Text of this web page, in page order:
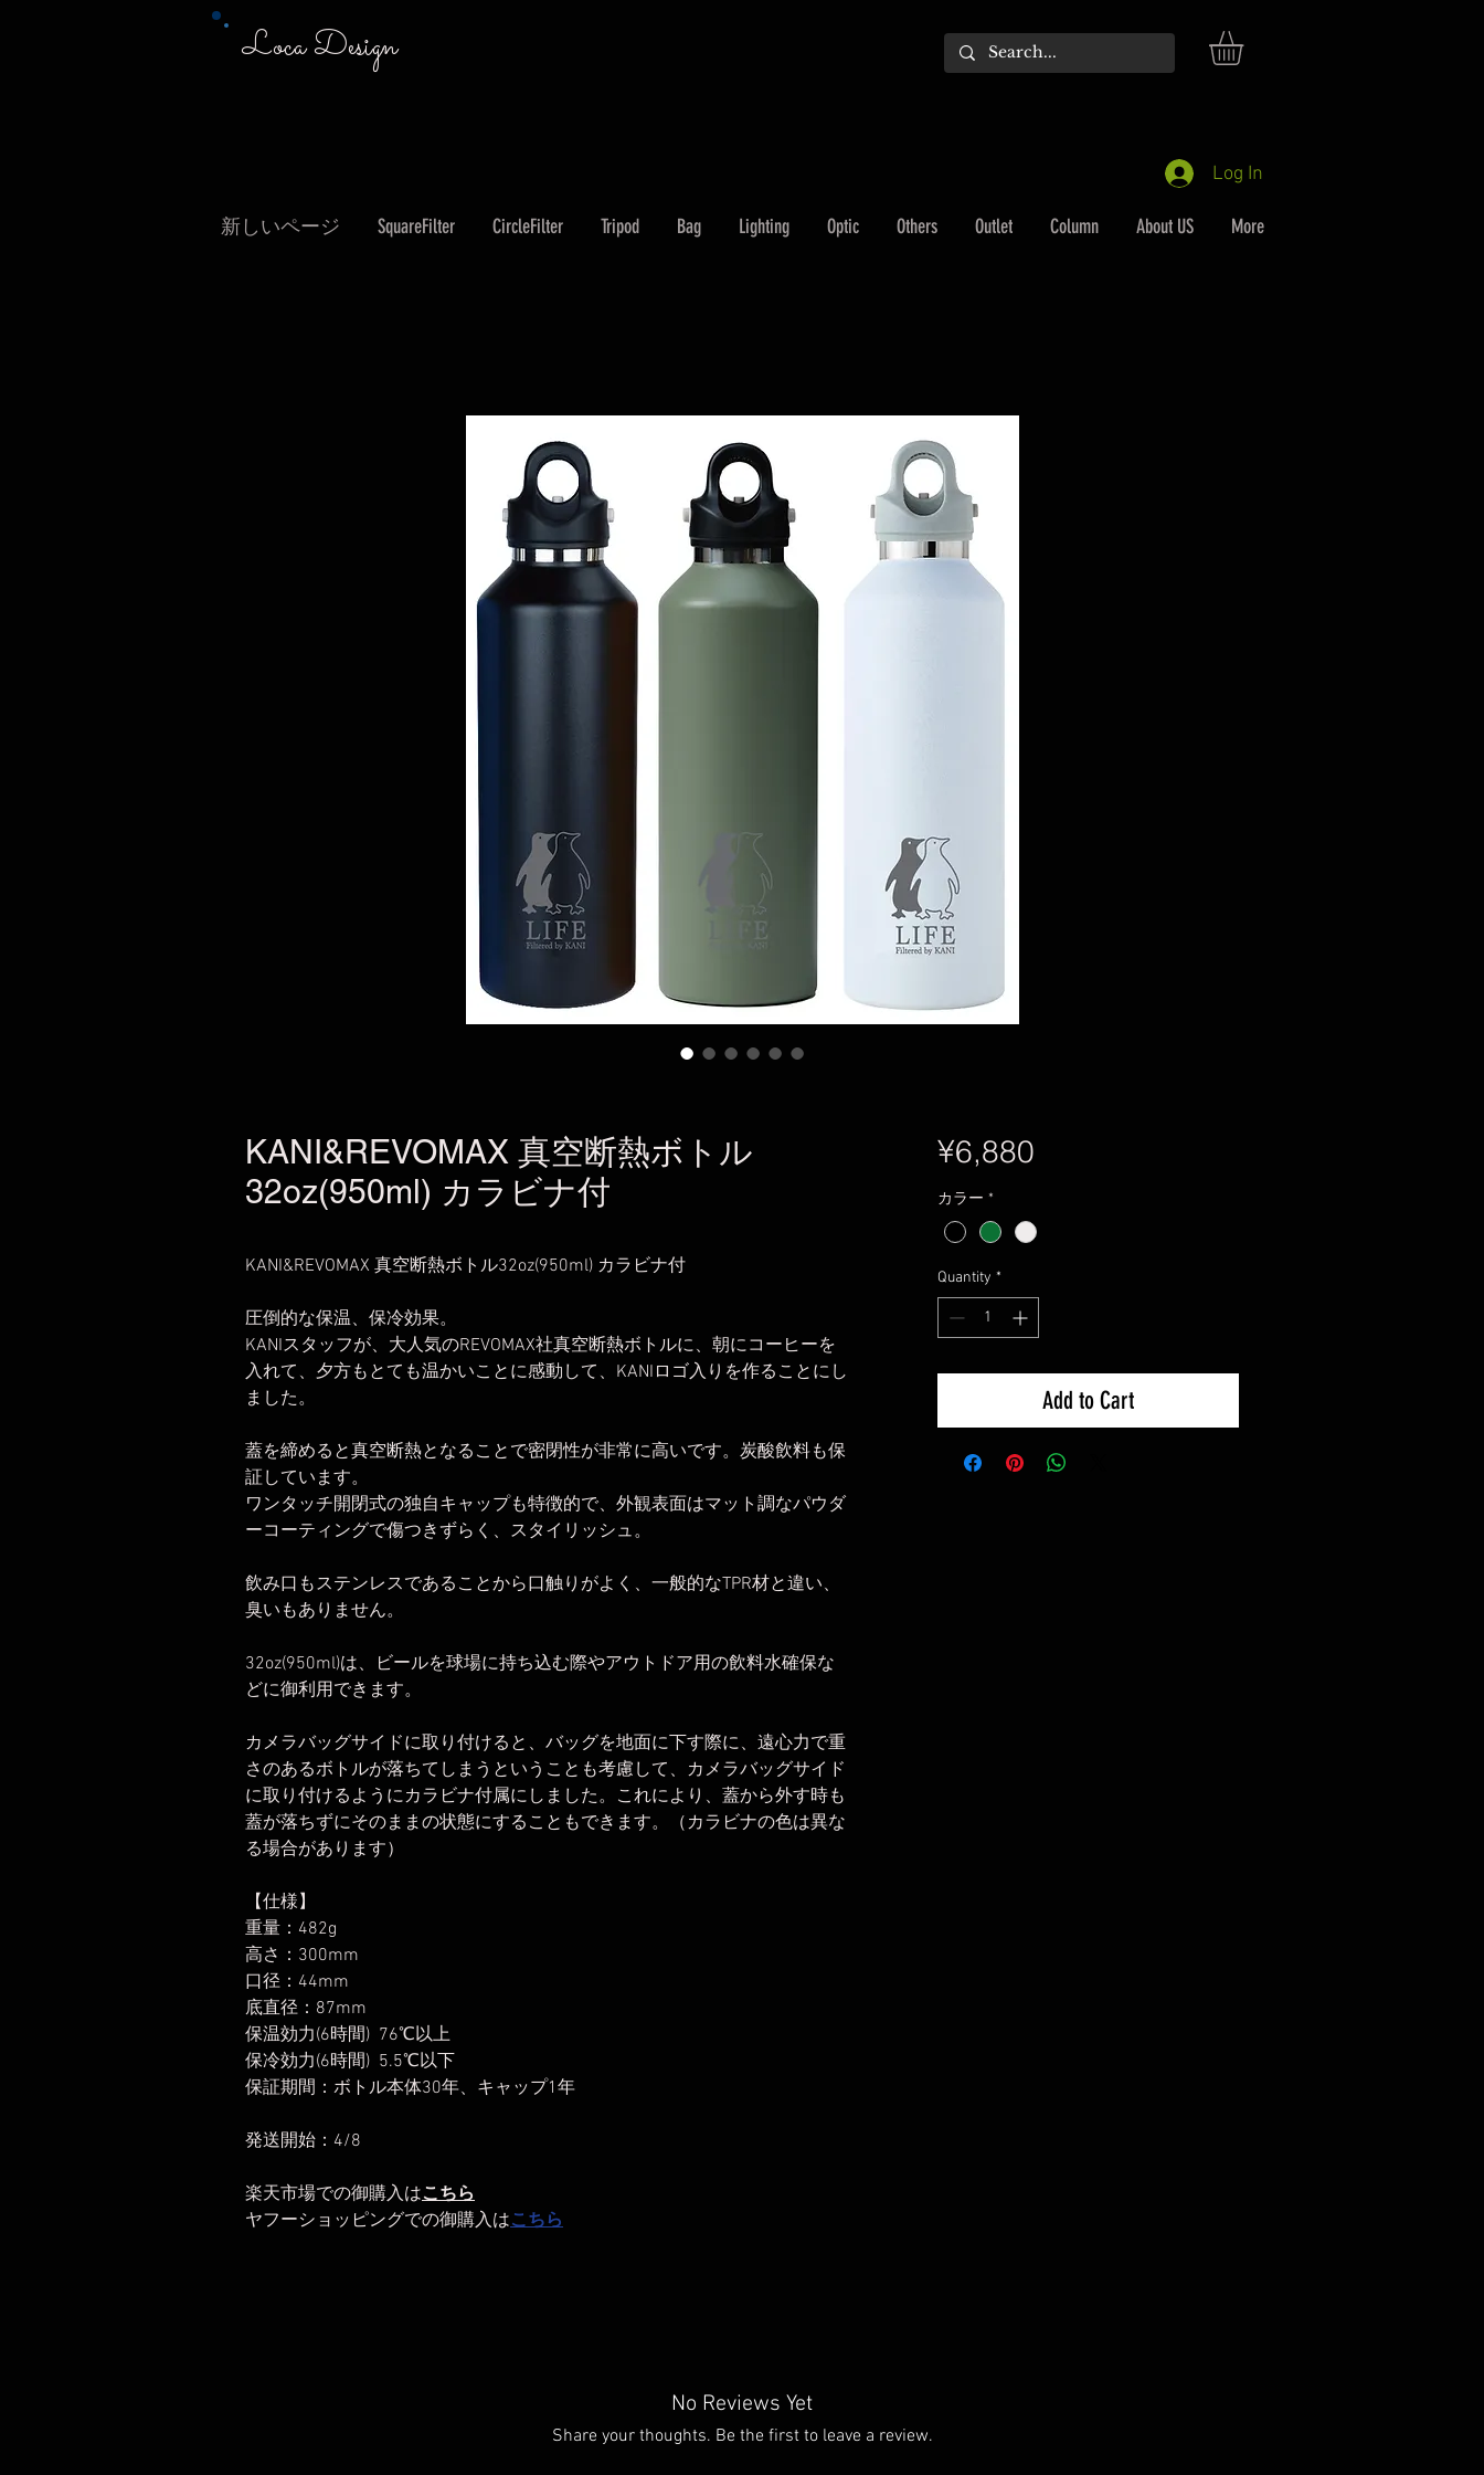
Loca Design
Log In
新しいページ SquareFilter CircleFilter Tripod Bag Lighting Optic Others Outlet Column About US More
KANI&REVOMAX 真空断熱ボトル
32oz(950ml) カラビナ付
KANI&REVOMAX 真空断熱ボトル32oz(950ml) カラビナ付
圧倒的な保温、保冷効果。
KANIスタッフが、大人気のREVOMAX社真空断熱ボトルに、朝にコーヒーを
入れて、夕方もとても温かいことに感動して、KANIロゴ入りを作ることにし
ました。
蓋を締めると真空断熱となることで密閉性が非常に高いです。炭酸飲料も保
証しています。
ワンタッチ開閉式の独自キャップも特徴的で、外観表面はマット調なパウダ
ーコーティングで傷つきずらく、スタイリッシュ。
飲み口もステンレスであることから口触りがよく、一般的なTPR材と違い、
臭いもありません。
32oz(950ml)は、ビールを球場に持ち込む際やアウトドア用の飲料水確保な
どに御利用できます。
カメラバッグサイドに取り付けると、バッグを地面に下す際に、遠心力で重
さのあるボトルが落ちてしまうということも考慮して、カメラバッグサイド
に取り付けるようにカラビナ付属にしました。これにより、蓋から外す時も
蓋が落ちずにそのままの状態にすることもできます。（カラビナの色は異な
る場合があります）
【仕様】
重量：482g
高さ：300mm
口径：44mm
底直径：87mm
保温効力(6時間) 76℃以上
保冷効力(6時間) 5.5℃以下
保証期間：ボトル本体30年、キャップ1年
発送開始：4/8
楽天市場での御購入はこちら
ヤフーショッピングでの御購入はこちら
¥6,880Price
カラー *
Quantity *
Add to Cart
No Reviews Yet
Share your thoughts. Be the first to leave a review.